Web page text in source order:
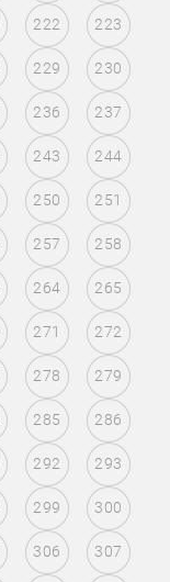
222 223
229 230
236 237
243 244
250 251
257 258
264 265
271 272
278 279
285 286
292 293
299 300
306 307